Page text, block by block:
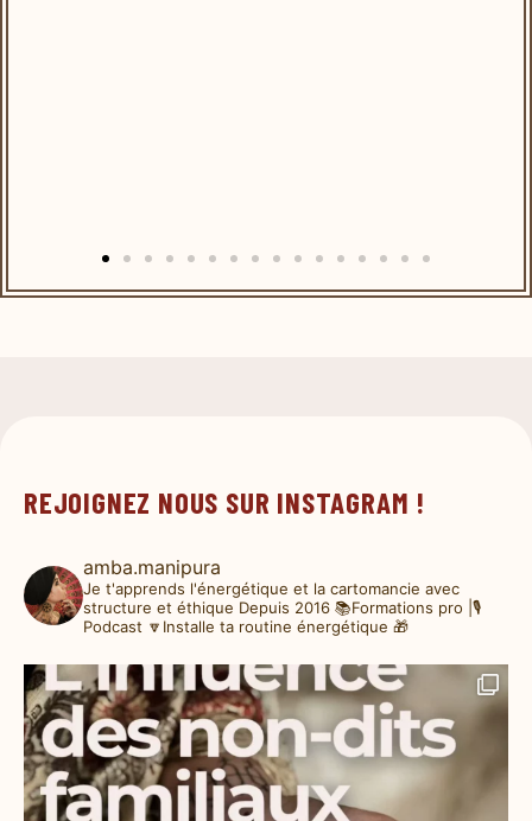
REJOIGNEZ NOUS SUR INSTAGRAM !
amba.manipura
Je t'apprends l'énergétique et la cartomancie avec
structure et éthique Depuis 2016 📚Formations pro |🎙️
Podcast 🔽Installe ta routine énergétique 🎁